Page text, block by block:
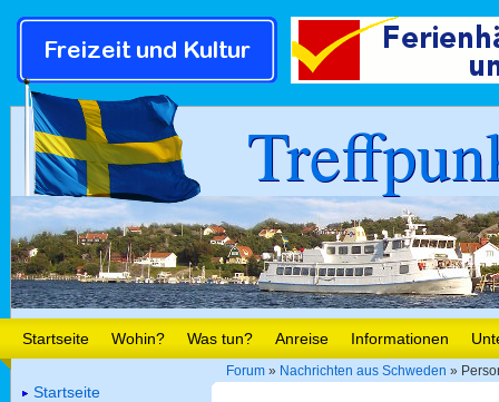
Startseite Wohin? Was tun? Anreise Informationen
Forum » Nachrichten aus Schweden »
Startseite